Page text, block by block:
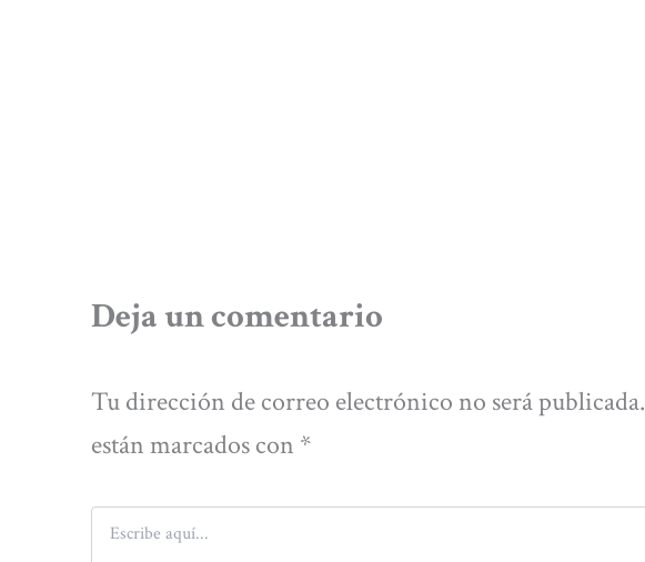
Deja un comentario
Tu dirección de correo electrónico no será publicada.
están marcados con *
Escribe
aquí...